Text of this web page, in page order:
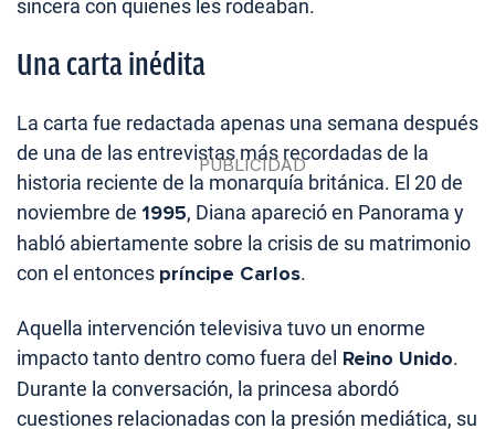
sincera con quienes les rodeaban.
Una carta inédita
La carta fue redactada apenas una semana después
de una de las entrevistas más recordadas de la
historia reciente de la monarquía británica. El 20 de
noviembre de 1995, Diana apareció en Panorama y
habló abiertamente sobre la crisis de su matrimonio
con el entonces príncipe Carlos.
Aquella intervención televisiva tuvo un enorme
impacto tanto dentro como fuera del Reino Unido.
Durante la conversación, la princesa abordó
cuestiones relacionadas con la presión mediática, su